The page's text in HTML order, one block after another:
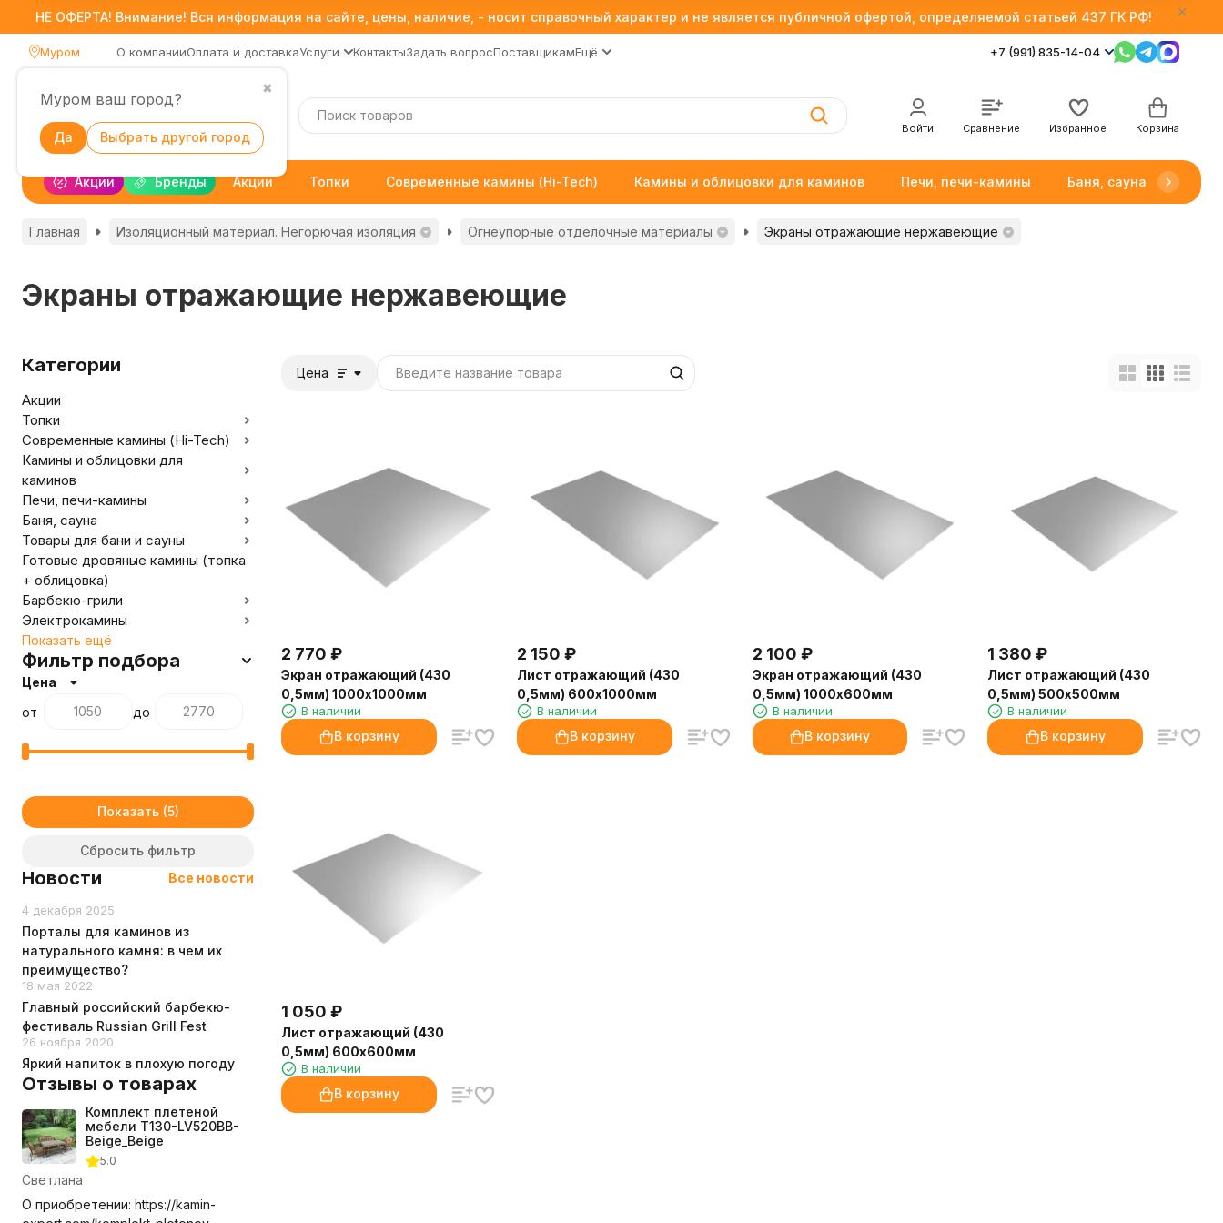
НЕ ОФЕРТА! Внимание! Вся информация на сайте, цены, наличие, - носит справочный характер и не является публичной офертой, определяемой статьей 437 ГК РФ!
Муром
✖
Муром ваш город?
Да Выбрать другой город
О компанииОплата и доставкаУслуги КонтактыЗадать вопросПоставщикамЕщё +7 (991) 835-14-04
Войти Сравнение Избранное Корзина
Акции Бренды Акции Топки Современные камины (Hi-Tech) Камины и облицовки для каминов Печи, печи-камины Баня, сауна
Главная Изоляционный материал. Негорючая изоляция Огнеупорные отделочные материалы Экраны отражающие нержавеющие
Экраны отражающие нержавеющие
Цена
2 770 ₽
Экран отражающий (430
0,5мм) 1000х1000мм
В наличии
В корзину
2 150 ₽
Лист отражающий (430
0,5мм) 600х1000мм
В наличии
В корзину
2 100 ₽
Экран отражающий (430
0,5мм) 1000х600мм
В наличии
В корзину
1 380 ₽
Лист отражающий (430
0,5мм) 500х500мм
В наличии
В корзину
1 050 ₽
Лист отражающий (430
0,5мм) 600х600мм
В наличии
В корзину
Категории
Акции
Топки
Современные камины (Hi-Tech)
Камины и облицовки для
каминов
Печи, печи-камины
Баня, сауна
Товары для бани и сауны
Готовые дровяные камины (топка
+ облицовка)
Барбекю-грили
Электрокамины
Показать ещё
Фильтр подбора
Цена
от
до
Показать
Сбросить фильтр
Новости Все новости
4 декабря 2025
Порталы для каминов из
натурального камня: в чем их
преимущество?
18 мая 2022
Главный российский барбекю-
фестиваль Russian Grill Fest
26 ноября 2020
Яркий напиток в плохую погоду
Отзывы о товарах
Комплект плетеной
мебели T130-LV520BB-
Beige_Beige
5.0
Светлана
О приобретении: https://kamin-